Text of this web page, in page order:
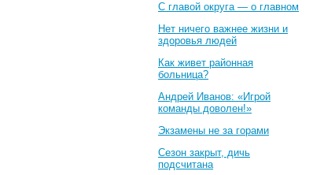
С главой округа — о главном
Нет ничего важнее жизни и
здоровья людей
Как живет районная
больница?
Андрей Иванов: «Игрой
команды доволен!»
Экзамены не за горами
Сезон закрыт, дичь
подсчитана